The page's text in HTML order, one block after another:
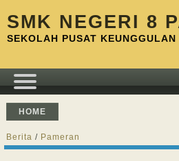
SMK NEGERI 8
SEKOLAH PUSAT KEUNGGULAN
HOME
Berita / Pameran